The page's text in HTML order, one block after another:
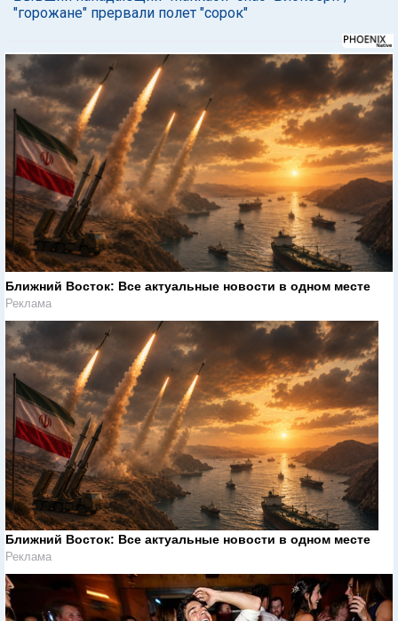
"горожане" прервали полет "сорок"
Ближний Восток: Все актуальные новости в одном месте
Реклама
Ближний Восток: Все актуальные новости в одном месте
Реклама